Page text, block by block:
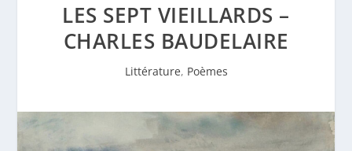
LES SEPT VIEILLARDS –
CHARLES BAUDELAIRE
Littérature, Poèmes